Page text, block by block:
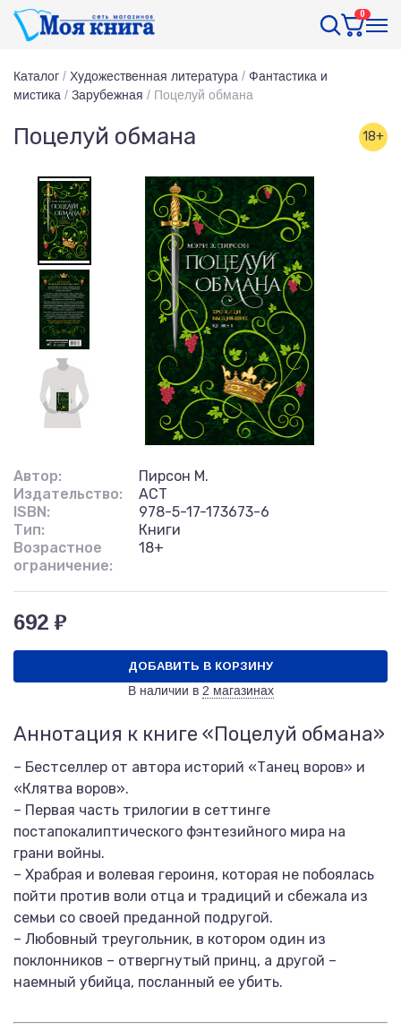
0
Каталог / Художественная литература / Фантастика и
мистика / Зарубежная / Поцелуй обмана
Поцелуй обмана 18+
Автор:
Пирсон М.
Издательство:
АСТ
ISBN:
978-5-17-173673-6
Тип:
Книги
Возрастное
ограничение:
18+
692 ₽
ДОБАВИТЬ В КОРЗИНУ
В наличии в 2 магазинах
Аннотация к книге «Поцелуй обмана»
– Бестселлер от автора историй «Танец воров» и
«Клятва воров».
– Первая часть трилогии в сеттинге
постапокалиптического фэнтезийного мира на
грани войны.
– Храбрая и волевая героиня, которая не побоялась
пойти против воли отца и традиций и сбежала из
семьи со своей преданной подругой.
– Любовный треугольник, в котором один из
поклонников – отвергнутый принц, а другой –
наемный убийца, посланный ее убить.